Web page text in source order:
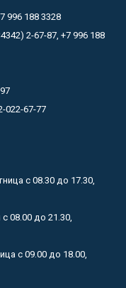
996 188 3328
2-67-87, +7 996 188
022-67-77
с 08.30 до 17.30,
08.00 до 21.30,
с 09.00 до 18.00,